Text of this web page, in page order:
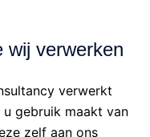
wij verwerken
verwerkt
gebruik maakt van
zelf aan ons